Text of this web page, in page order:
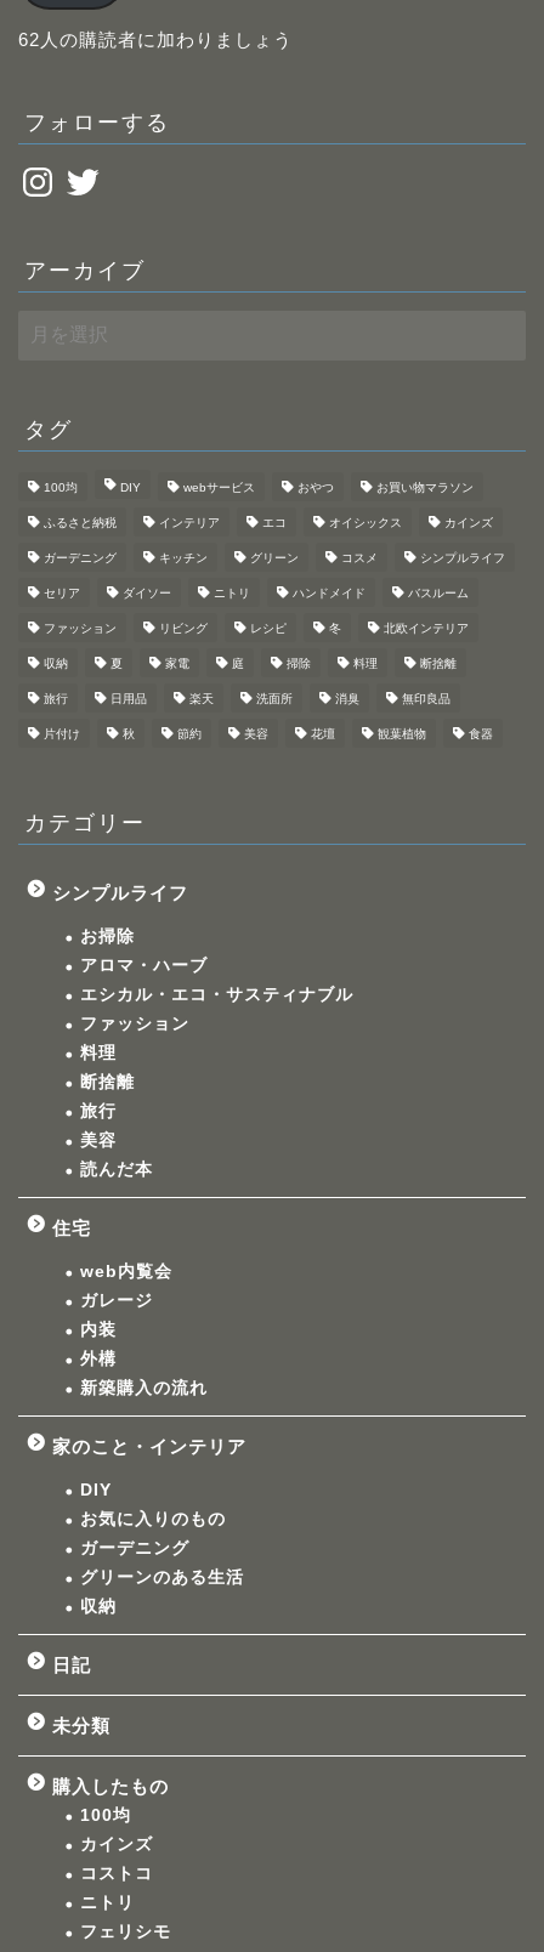
ド
レ
62人の購読者に加わりましょう
フォローする
Instagram
Twitter
アーカイブ
ー
ブ
タグ
100均 DIY webサービス おやつ お買い物マラソン
ふるさと納税 インテリア エコ オイシックス カインズ
ガーデニング キッチン グリーン コスメ シンプルライフ
セリア ダイソー ニトリ ハンドメイド バスルーム
ファッション リビング レシピ 冬 北欧インテリア
収納 夏 家電 庭 掃除 料理 断捨離
旅行 日用品 楽天 洗面所 消臭 無印良品
片付け 秋 節約 美容 花壇 観葉植物 食器
カテゴリー
シンプルライフ
お掃除
アロマ・ハーブ
エシカル・エコ・サスティナブル
ファッション
料理
断捨離
旅行
美容
読んだ本
住宅
web内覧会
ガレージ
内装
外構
新築購入の流れ
家のこと・インテリア
DIY
お気に入りのもの
ガーデニング
グリーンのある生活
収納
日記
未分類
購入したもの
100均
カインズ
コストコ
ニトリ
フェリシモ